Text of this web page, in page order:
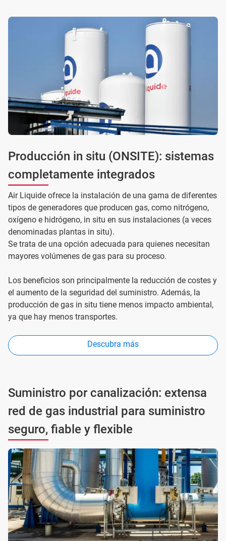
Producción in situ (ONSITE): sistemas
completamente integrados
Air Liquide ofrece la instalación de una gama de diferentes
tipos de generadores que producen gas, como nitrógeno,
oxígeno e hidrógeno, in situ en sus instalaciones (a veces
denominadas plantas in situ).
Se trata de una opción adecuada para quienes necesitan
mayores volúmenes de gas para su proceso.
Los beneficios son principalmente la reducción de costes y
el aumento de la seguridad del suministro. Además, la
producción de gas in situ tiene menos impacto ambiental,
ya que hay menos transportes.
Descubra más
Suministro por canalización: extensa
red de gas industrial para suministro
seguro, fiable y flexible